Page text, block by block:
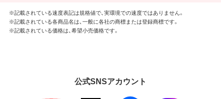
※記載されている速度表記は規格値で、実環境での速度ではありません。
※記載されている各商品名は、一般に各社の商標または登録商標です。
※記載されている価格は、希望小売価格です。
公式SNSアカウント